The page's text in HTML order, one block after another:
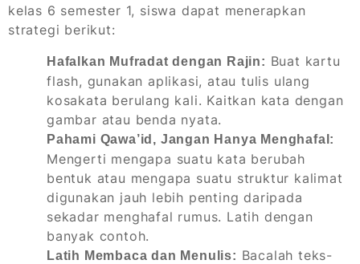
kelas 6 semester 1, siswa dapat menerapkan
strategi berikut:
Hafalkan Mufradat dengan Rajin: Buat kartu
flash, gunakan aplikasi, atau tulis ulang
kosakata berulang kali. Kaitkan kata dengan
gambar atau benda nyata.
Pahami Qawa’id, Jangan Hanya Menghafal:
Mengerti mengapa suatu kata berubah
bentuk atau mengapa suatu struktur kalimat
digunakan jauh lebih penting daripada
sekadar menghafal rumus. Latih dengan
banyak contoh.
Latih Membaca dan Menulis: Bacalah teks-